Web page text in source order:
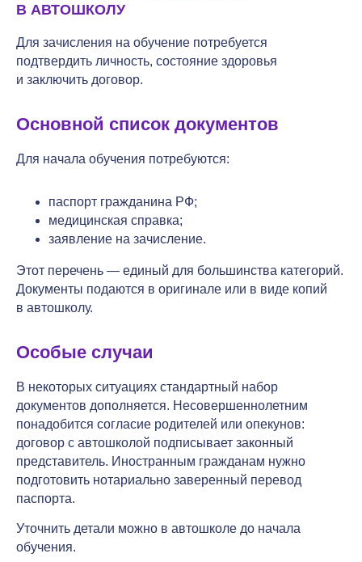
В АВТОШКОЛУ
Для зачисления на обучение потребуется
подтвердить личность, состояние здоровья
и заключить договор.
Основной список документов
Для начала обучения потребуются:
паспорт гражданина РФ;
медицинская справка;
заявление на зачисление.
Этот перечень — единый для большинства категорий.
Документы подаются в оригинале или в виде копий
в автошколу.
Особые случаи
В некоторых ситуациях стандартный набор
документов дополняется. Несовершеннолетним
понадобится согласие родителей или опекунов:
договор с автошколой подписывает законный
представитель. Иностранным гражданам нужно
подготовить нотариально заверенный перевод
паспорта.
Уточнить детали можно в автошколе до начала
обучения.